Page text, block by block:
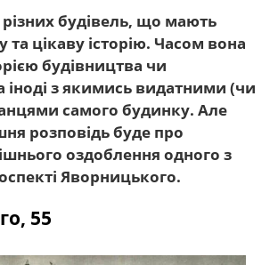
різних будівель, що мають
та цікаву історію. Часом вона
будівництва чи
іноді з якимись видатними (чи
самого будинку. Але
розповідь буде про
оздоблення одного з
Яворницького.
55